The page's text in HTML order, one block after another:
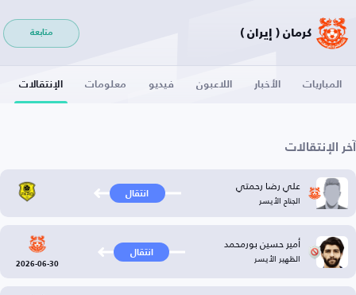
كرمان ( إيران ) متابعة
المباريات الأخبار اللاعبون فيديو معلومات الإنتقالات
آخر الإنتقالات
علي رضا رحمتي
الجناح الأيسر انتقال
أمير حسين بورمحمد
الظهير الأيسر انتقال
2026-06-30